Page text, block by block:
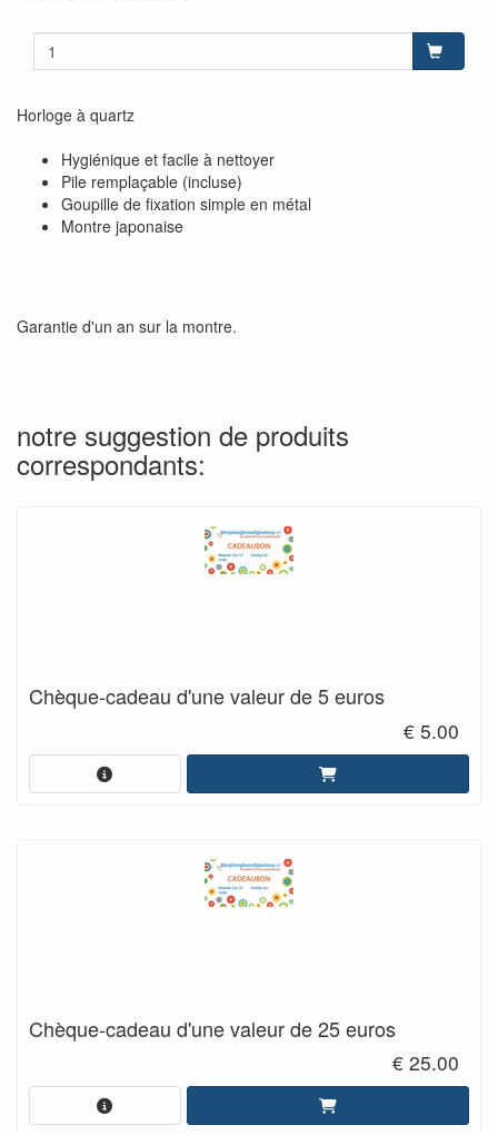
Horloge à quartz
Hygiénique et facile à nettoyer
Pile remplaçable (incluse)
Goupille de fixation simple en métal
Montre japonaise
Garantie d'un an sur la montre.
notre suggestion de produits
correspondants:
Chèque-cadeau d'une valeur de 5 euros
€ 5.00
Chèque-cadeau d'une valeur de 25 euros
€ 25.00